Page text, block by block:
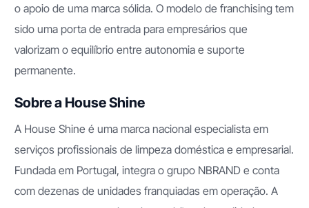
o apoio de uma marca sólida. O modelo de franchising tem
sido uma porta de entrada para empresários que
valorizam o equilíbrio entre autonomia e suporte
permanente.
Sobre a House Shine
A House Shine é uma marca nacional especialista em
serviços profissionais de limpeza doméstica e empresarial.
Fundada em Portugal, integra o grupo NBRAND e conta
com dezenas de unidades franquiadas em operação. A